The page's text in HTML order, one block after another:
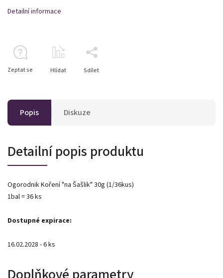
Detailní informace
Zeptat se Hlídat Sdílet
Popis Diskuze
Detailní popis produktu
Ogorodnik Koření "na Šašlik" 30g (1/36kus)
1bal = 36 ks
Dostupné expirace:
16.02.2028 - 6 ks